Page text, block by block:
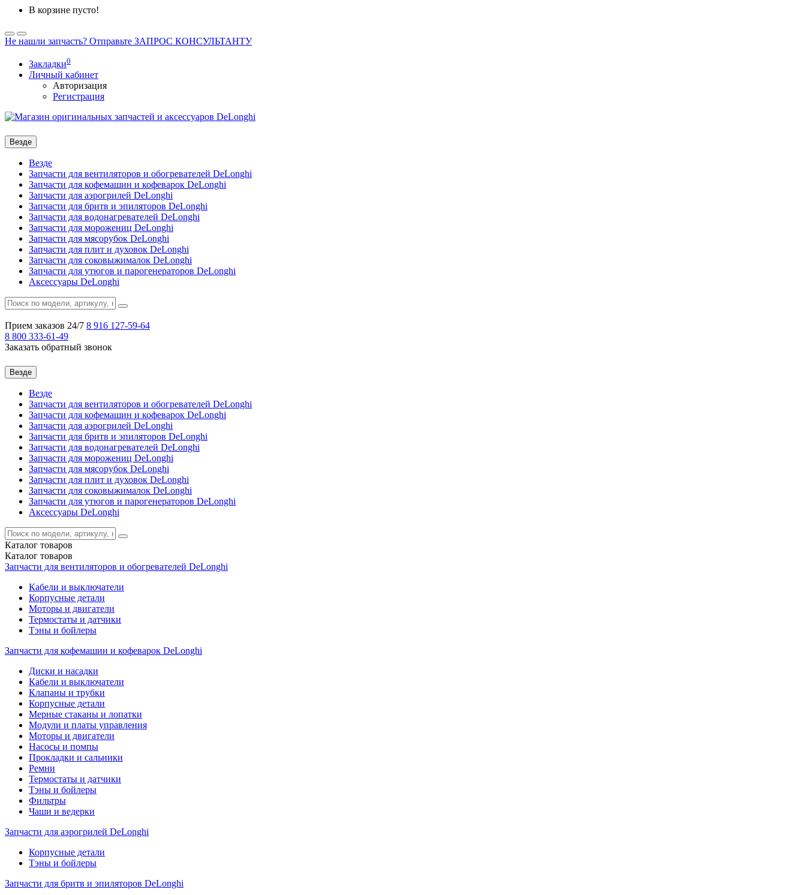
В корзине пусто!
Не нашли запчасть? Отправьте ЗАПРОС КОНСУЛЬТАНТУ
Закладки0
Личный кабинет
Авторизация
Регистрация
Везде
Везде
Запчасти для вентиляторов и обогревателей DeLonghi
Запчасти для кофемашин и кофеварок DeLonghi
Запчасти для аэрогрилей DeLonghi
Запчасти для бритв и эпиляторов DeLonghi
Запчасти для водонагревателей DeLonghi
Запчасти для морожениц DeLonghi
Запчасти для мясорубок DeLonghi
Запчасти для плит и духовок DeLonghi
Запчасти для соковыжималок DeLonghi
Запчасти для утюгов и парогенераторов DeLonghi
Аксессуары DeLonghi
Прием заказов 24/7 8 916 127-59-64
8 800 333-61-49
Заказать обратный звонок
Везде
Везде
Запчасти для вентиляторов и обогревателей DeLonghi
Запчасти для кофемашин и кофеварок DeLonghi
Запчасти для аэрогрилей DeLonghi
Запчасти для бритв и эпиляторов DeLonghi
Запчасти для водонагревателей DeLonghi
Запчасти для морожениц DeLonghi
Запчасти для мясорубок DeLonghi
Запчасти для плит и духовок DeLonghi
Запчасти для соковыжималок DeLonghi
Запчасти для утюгов и парогенераторов DeLonghi
Аксессуары DeLonghi
Каталог товаров
Каталог товаров
Запчасти для вентиляторов и обогревателей DeLonghi
Кабели и выключатели
Корпусные детали
Моторы и двигатели
Термостаты и датчики
Тэны и бойлеры
Запчасти для кофемашин и кофеварок DeLonghi
Диски и насадки
Кабели и выключатели
Клапаны и трубки
Корпусные детали
Мерные стаканы и лопатки
Модули и платы управления
Моторы и двигатели
Насосы и помпы
Прокладки и сальники
Ремни
Термостаты и датчики
Тэны и бойлеры
Фильтры
Чаши и ведерки
Запчасти для аэрогрилей DeLonghi
Корпусные детали
Тэны и бойлеры
Запчасти для бритв и эпиляторов DeLonghi